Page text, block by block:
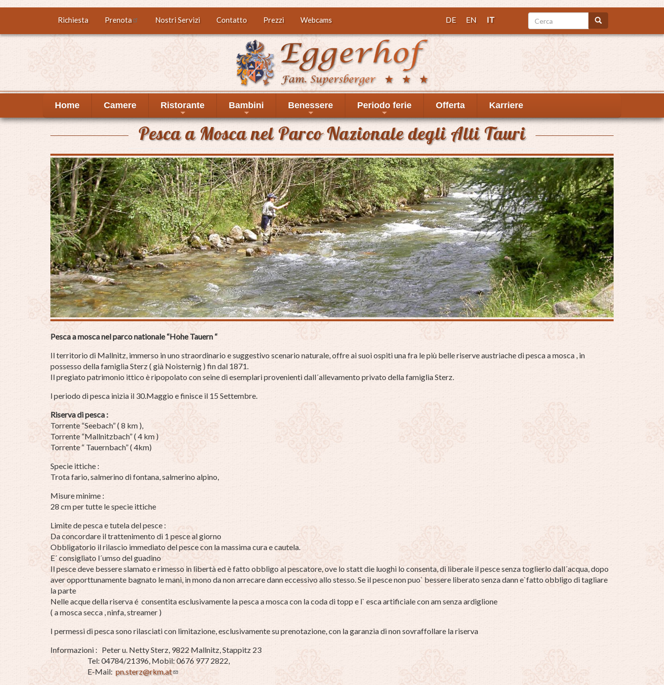
contenuto
Top
menu
Richiesta Prenota Nostri Servizi Contatto Prezzi Webcams DE EN IT Cerca Cerca
Home Camere
+
Ristorante
+
Bambini
+
Benessere
+
Periodo ferie Offerta Karriere
Pesca a Mosca nel Parco Nazionale degli Alti Tauri
Pesca a mosca nel parco nationale “Hohe Tauern “
Il territorio di Mallnitz, immerso in uno straordinario e suggestivo scenario naturale, offre ai suoi ospiti una fra le più belle riserve austriache di pesca a mosca , in
possesso della famiglia Sterz ( già Noisternig ) fin dal 1871.
Il pregiato patrimonio ittico è ripopolato con seine di esemplari provenienti dall´allevamento privato della famiglia Sterz.
l periodo di pesca inizia il 30.Maggio e finisce il 15 Settembre.
Riserva di pesca :
Torrente “Seebach” ( 8 km ),
Torrente “Mallnitzbach” ( 4 km )
Torrente “ Tauernbach” ( 4km)
Specie ittiche :
Trota fario, salmerino di fontana, salmerino alpino,
Misure minime :
28 cm per tutte le specie ittiche
Limite de pesca e tutela del pesce :
Da concordare il trattenimento di 1 pesce al giorno
Obbligatorio il rilascio immediato del pesce con la massima cura e cautela.
E´ consigliato l´umso del guadino
Il pesce deve bessere slamato e rimesso in libertà ed è fatto obbligo al pescatore, ove lo statt die luoghi lo consenta, di liberale il pesce senza toglierlo dall´acqua, dopo
aver opporttunamente bagnato le mani, in mono da non arrecare dann eccessivo allo stesso. Se il pesce non puo` bessere liberato senza dann e`fatto obbligo di tagliare
la parte
Nelle acque della riserva é consentita esclusivamente la pesca a mosca con la coda di topp e l` esca artificiale con am senza ardiglione
( a mosca secca , ninfa, streamer )
I permessi di pesca sono rilasciati con limitazione, esclusivamente su prenotazione, con la garanzia di non sovraffollare la riserva
Informazioni : Peter u. Netty Sterz, 9822 Mallnitz, Stappitz 23
Tel: 04784/21396, Mobil: 0676 977 2822,
E-Mail: pn.sterz@rkm.at